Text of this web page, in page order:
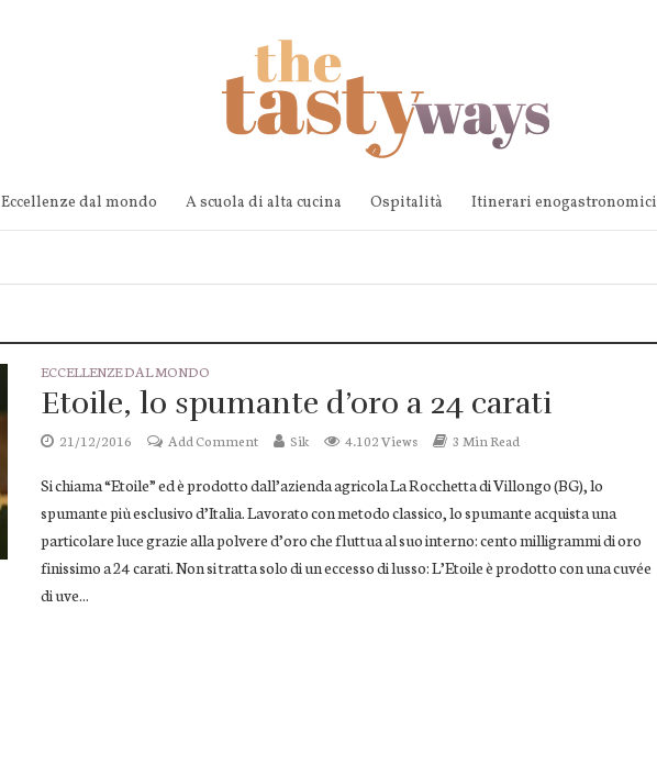
Eccellenze dal mondo A scuola di alta cucina Ospitalità Itinerari enogastronomici
ECCELLENZE DAL MONDO
Etoile, lo spumante d’oro a 24 carati
21/12/2016 Add Comment Sik 4.102 Views 3 Min Read
Si chiama “Etoile” ed è prodotto dall’azienda agricola La Rocchetta di Villongo (BG), lo
spumante più esclusivo d’Italia. Lavorato con metodo classico, lo spumante acquista una
particolare luce grazie alla polvere d’oro che fluttua al suo interno: cento milligrammi di oro
finissimo a 24 carati. Non si tratta solo di un eccesso di lusso: L’Etoile è prodotto con una cuvée
di uve...